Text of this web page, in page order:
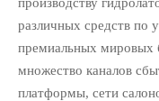
различных средств по
премиальных мировых
множество каналов
платформы, сети